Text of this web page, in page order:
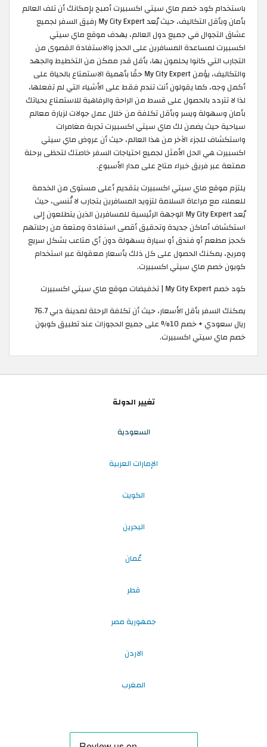
باستخدام كود خصم ماي سيتي اكسبيرت أصبح بإمكانك أن تلف العالم
بأمان وبأقل التكاليف، حيث يُعد My City Expert رفيق السفر لجميع
عشاق التجوال في جميع دول العالم، يهدف موقع ماي سيتي
اكسبيرت لمساعدة المسافرين على الحجز والاستفادة القصوى من
التجارب التي كانوا يحلمون بها، بأقل قدر ممكن من التخطيط والجهد
والتكاليف، يؤمن My City Expert حقًا بأهمية الاستمتاع بالحياة على
أكمل وجه، كما يقولون أنت تندم فقط على الأشياء التي لم تفعلها،
لذا لا تتردد بالحصول على قسط من الراحة والرفاهية للاستمتاع بحياتك
بأمان وسهولة ويسر وبأقل تكلفة من خلال عمل جولات لزيارة معالم
سياحية حيث يضمن لك ماي سيتي اكسبيرت تجربة مغامرات
واستكشاف للجزء الآخر من هذا العالم، حيث أن عروض ماي سيتي
اكسبيرت هي الحل الأمثل لجميع احتياجات السفر خاصتك لتحظى برحلة
ممتعة عبر فريق خبراء متاح على مدار الأسبوع.
يلتزم موقع ماي سيتي اكسبيرت بتقديم أعلى مستوى من الخدمة
للعملاء مع مراعاة السلامة لتزويد المسافرين بتجارب لا تُنسى، حيث
يُعد My City Expert الوجهة الرئيسية للمسافرين الذين يتطلعون إلى
استكشاف أماكن جديدة وتحقيق أقصى استفادة ومتعة من رحلاتهم
كحجز مطعم أو فندق أو سيارة بسهولة دون أي متاعب بشكل سريع
ومريح، يمكنك الحصول على كل ذلك بأسعار معقولة عبر استخدام
كوبون خصم ماي سيتي اكسبيرت.
كود خصم My City Expert | تخفيضات موقع ماي سيتي اكسبيرت
يمكنك السفر بأقل الأسعار، حيث أن تكلفة الرحلة لمدينة دبي 76.7
ريال سعودي + خصم 10% على جميع الحجوزات عند تطبيق كوبون
خصم ماي سيتي اكسبيرت.
تغيير الدولة
السعودية
الإمارات العربية
الكويت
البحرين
عُمان
قطر
جمهورية مصر
الاردن
المغرب